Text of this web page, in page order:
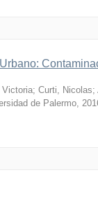
Victoria; Curti, Nicolas;
de Palermo,